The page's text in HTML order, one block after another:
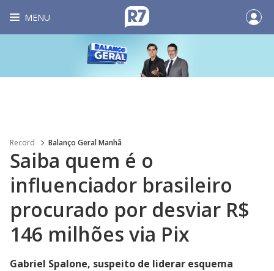
MENU
Record Balanço Geral Manhã
Saiba quem é o
influenciador brasileiro
procurado por desviar R$
146 milhões via Pix
Gabriel Spalone, suspeito de liderar esquema